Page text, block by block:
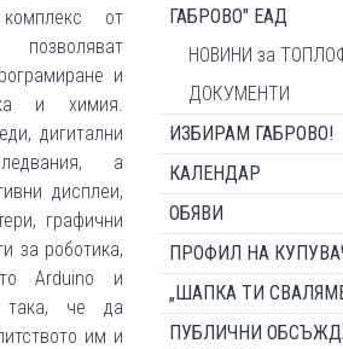
от
и
и химия.
дигитални
а
дисплеи,
графични
за роботика,
Arduino и
така, че да
им и
ГАБРОВО" ЕАД
НОВИНИ за
ДОКУМЕНТИ
ИЗБИРАМ ГАБРОВО!
КАЛЕНДАР
ОБЯВИ
ПРОФИЛ НА
„ШАПКА ТИ
ПУБЛИЧНИ